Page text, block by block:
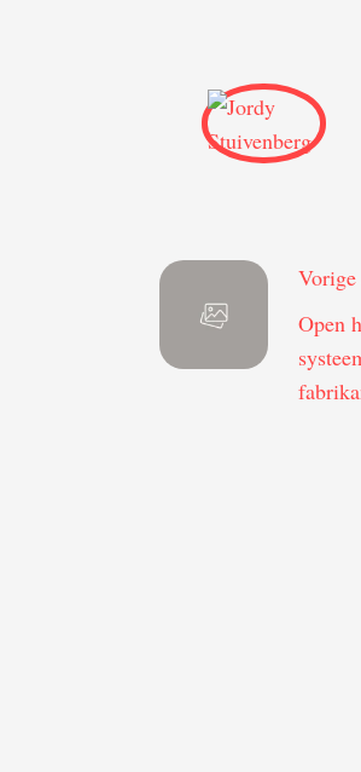
Open